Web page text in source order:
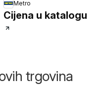
Metro
Cijena u katalogu
trgovina